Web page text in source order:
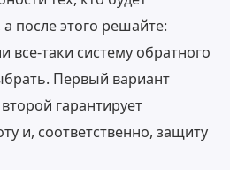
после этого решайте:
все-таки систему обратного
Первый вариант
гарантирует
и, соответственно, защиту